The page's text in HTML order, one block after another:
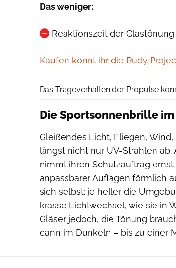
Das weniger:
Reaktionszeit der Glastönung
Kaufen könnt ihr die Rudy
Das Trageverhalten der Propulse
Die Sportsonnenbrille
Gleißendes Licht, Fliegen,
längst nicht nur UV-Strahlen
nimmt ihren Schutzauftrag
anpassbarer Auflagen förmlich
sich selbst: je heller die
krasse Lichtwechsel, wie sie in
Gläser jedoch, die Tönung
dann im Dunkeln – bis zu einer